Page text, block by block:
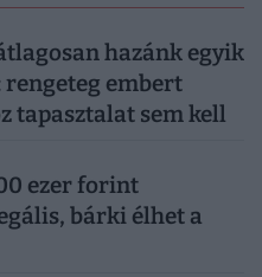
hazánk egyik
embert
tapasztalat sem kell
ezer forint
bárki élhet a